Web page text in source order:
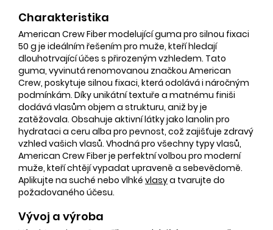
Charakteristika
American Crew Fiber modelující guma pro silnou fixaci
50 g je ideálním řešením pro muže, kteří hledají
dlouhotrvající účes s přirozeným vzhledem. Tato
guma, vyvinutá renomovanou značkou American
Crew, poskytuje silnou fixaci, která odolává i náročným
podmínkám. Díky unikátní textuře a matnému finiši
dodává vlasům objem a strukturu, aniž by je
zatěžovala. Obsahuje aktivní látky jako lanolin pro
hydrataci a ceru alba pro pevnost, což zajišťuje zdravý
vzhled vašich vlasů. Vhodná pro všechny typy vlasů,
American Crew Fiber je perfektní volbou pro moderní
muže, kteří chtějí vypadat upraveně a sebevědomě.
Aplikujte na suché nebo vlhké vlasya tvarujte do
požadovaného účesu.
Vývoj a výroba